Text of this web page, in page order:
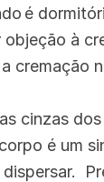
é
à
cremação
cinzas
é um